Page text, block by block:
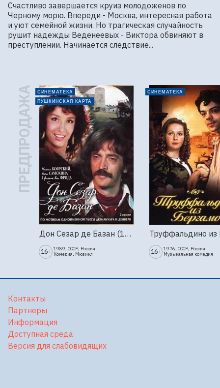
Счастливо завершается круиз молодоженов по
Черному морю. Впереди - Москва, интересная работа
и уют семейной жизни. Но трагическая случайность
рушит надежды Веденеевых - Виктора обвиняют в
преступлении. Начинается следствие...
ПРЕДПРОДАЖА
СИНЕМАТЕКА
ПУШКИНСКАЯ КАРТА
Дон Сезар де Базан (1989г., Ленфильм, 2 серии)
16+ 1989, СССР, Россия
Комедия, Мюзикл
СИНЕМАТЕКА
16+ 1976, СССР, Россия
Музыкальная комедия
Контакты
Партнеры
Информация
Доступная среда
Версия для слабовидящих